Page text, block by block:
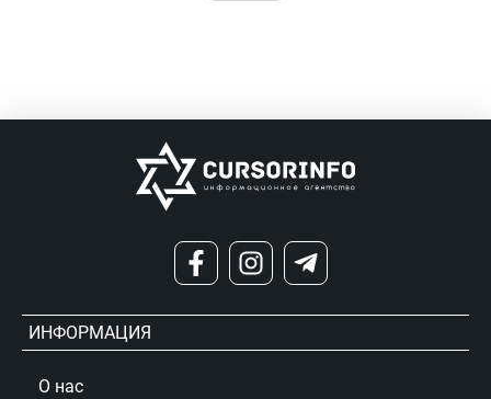
ИНФОРМАЦИЯ
О нас